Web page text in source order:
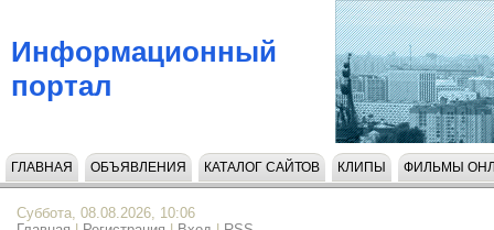
Информационный
портал
ГЛАВНАЯ ОБЪЯВЛЕНИЯ КАТАЛОГ САЙТОВ КЛИПЫ ФИЛЬМЫ
Суббота, 08.08.2026, 10:06